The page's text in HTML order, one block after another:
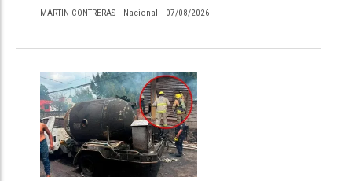
MARTIN CONTRERAS Nacional 07/08/2026